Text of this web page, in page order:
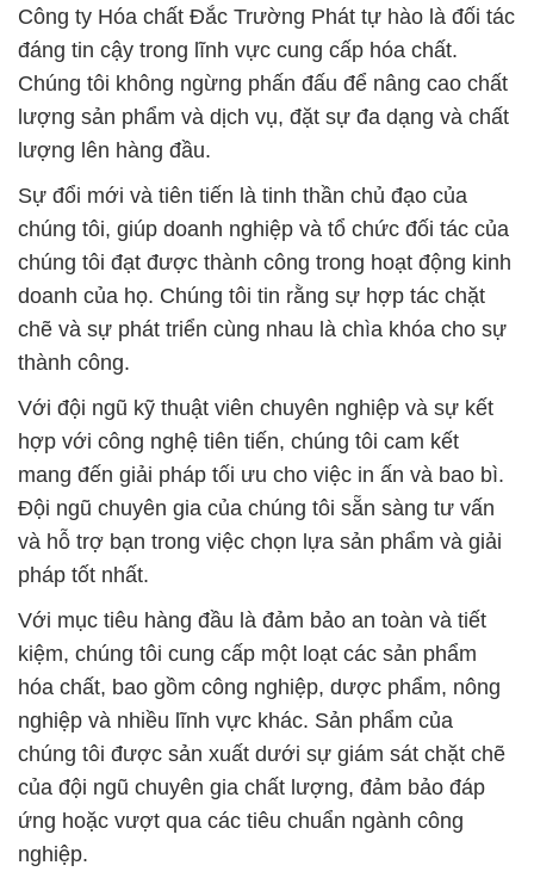
Công ty Hóa chất Đắc Trường Phát tự hào là đối tác
đáng tin cậy trong lĩnh vực cung cấp hóa chất.
Chúng tôi không ngừng phấn đấu để nâng cao chất
lượng sản phẩm và dịch vụ, đặt sự đa dạng và chất
lượng lên hàng đầu.
Sự đổi mới và tiên tiến là tinh thần chủ đạo của
chúng tôi, giúp doanh nghiệp và tổ chức đối tác của
chúng tôi đạt được thành công trong hoạt động kinh
doanh của họ. Chúng tôi tin rằng sự hợp tác chặt
chẽ và sự phát triển cùng nhau là chìa khóa cho sự
thành công.
Với đội ngũ kỹ thuật viên chuyên nghiệp và sự kết
hợp với công nghệ tiên tiến, chúng tôi cam kết
mang đến giải pháp tối ưu cho việc in ấn và bao bì.
Đội ngũ chuyên gia của chúng tôi sẵn sàng tư vấn
và hỗ trợ bạn trong việc chọn lựa sản phẩm và giải
pháp tốt nhất.
Với mục tiêu hàng đầu là đảm bảo an toàn và tiết
kiệm, chúng tôi cung cấp một loạt các sản phẩm
hóa chất, bao gồm công nghiệp, dược phẩm, nông
nghiệp và nhiều lĩnh vực khác. Sản phẩm của
chúng tôi được sản xuất dưới sự giám sát chặt chẽ
của đội ngũ chuyên gia chất lượng, đảm bảo đáp
ứng hoặc vượt qua các tiêu chuẩn ngành công
nghiệp.